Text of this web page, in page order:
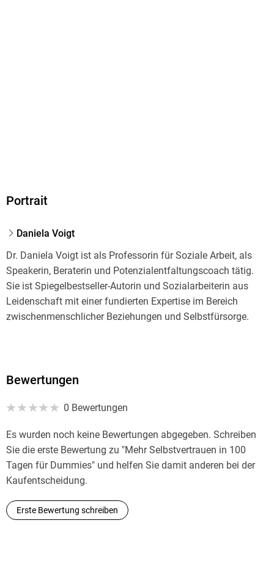
Portrait
Daniela Voigt
Dr. Daniela Voigt ist als Professorin für Soziale Arbeit, als
Speakerin, Beraterin und Potenzialentfaltungscoach tätig.
Sie ist Spiegelbestseller-Autorin und Sozialarbeiterin aus
Leidenschaft mit einer fundierten Expertise im Bereich
zwischenmenschlicher Beziehungen und Selbstfürsorge.
Bewertungen
0 Bewertungen
Es wurden noch keine Bewertungen abgegeben. Schreiben
Sie die erste Bewertung zu "Mehr Selbstvertrauen in 100
Tagen für Dummies" und helfen Sie damit anderen bei der
Kaufentscheidung.
Erste Bewertung schreiben